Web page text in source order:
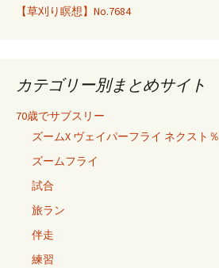
【草刈り瞑想】No.7684
カテゴリー別まとめサイト
70歳でサブスリー
ズームX ヴェイパーフライ ネクスト％
ズームフライ
試合
旅ラン
伴走
練習